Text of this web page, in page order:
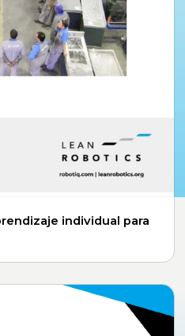
individual para